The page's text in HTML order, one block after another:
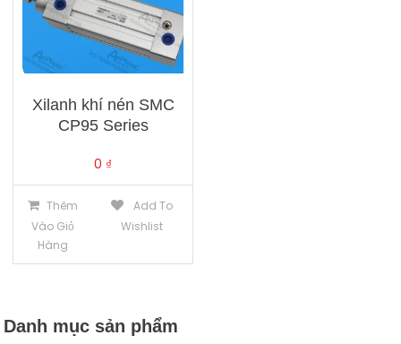
Xilanh khí nén SMC
CP95 Series
0 ₫
Thêm
Vào Giỏ
Hàng
Add To
Wishlist
Danh mục sản phẩm